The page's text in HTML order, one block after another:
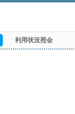
利用状況照会